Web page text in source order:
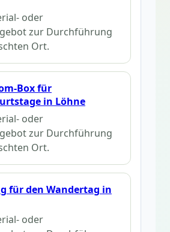
oder
zur Durchführung
Ort.
Box für
in Löhne
oder
zur Durchführung
Ort.
für den Wandertag in
oder